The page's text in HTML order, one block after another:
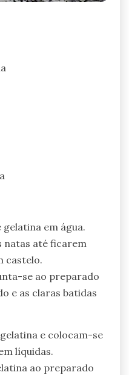
em água.
natas até ficarem
castelo.
se ao preparado
e as claras batidas
e colocam-se
líquidas.
ao preparado